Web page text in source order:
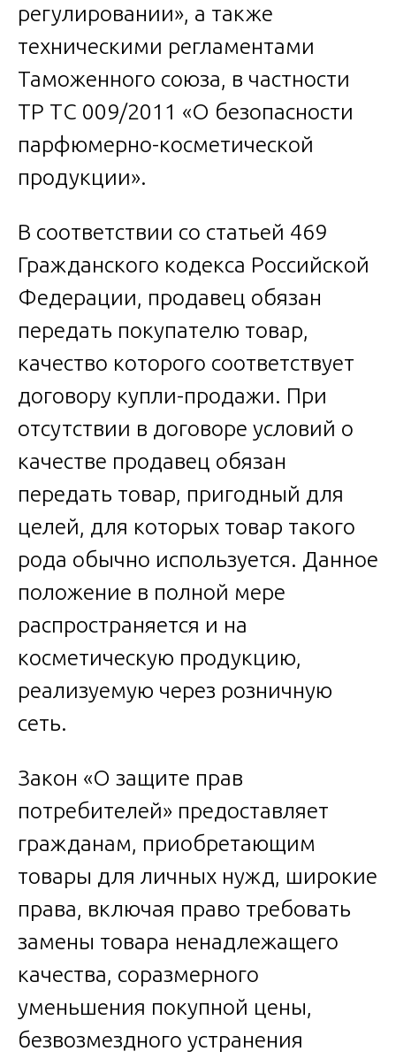
регулировании», а также
техническими регламентами
Таможенного союза, в частности
ТР ТС 009/2011 «О безопасности
парфюмерно-косметической
продукции».
В соответствии со статьей 469
Гражданского кодекса Российской
Федерации, продавец обязан
передать покупателю товар,
качество которого соответствует
договору купли-продажи. При
отсутствии в договоре условий о
качестве продавец обязан
передать товар, пригодный для
целей, для которых товар такого
рода обычно используется. Данное
положение в полной мере
распространяется и на
косметическую продукцию,
реализуемую через розничную
сеть.
Закон «О защите прав
потребителей» предоставляет
гражданам, приобретающим
товары для личных нужд, широкие
права, включая право требовать
замены товара ненадлежащего
качества, соразмерного
уменьшения покупной цены,
безвозмездного устранения